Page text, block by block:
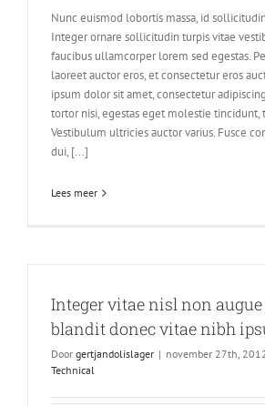
Nunc euismod lobortis massa, id
Integer ornare sollicitudin turpis vitae
faucibus ullamcorper lorem sed egestas.
laoreet auctor eros, et consectetur eros
ipsum dolor sit amet, consectetur
tortor nisi, egestas eget molestie tincidunt,
Vestibulum ultricies auctor varius. Fusce
dui, [...]
Lees meer
Integer vitae nisl non
blandit donec vitae nibh
Door gertjandolislager | november 27th,
Technical